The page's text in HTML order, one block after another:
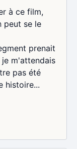
à ce film,
peut se le
prenait
m'attendais
pas été
histoire...